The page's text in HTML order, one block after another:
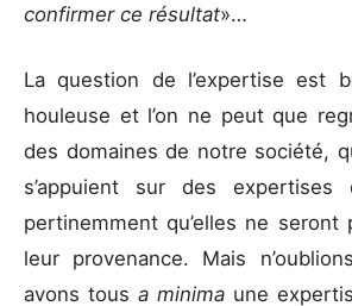
confirmer ce résultat»…
La question de l’expertise est
houleuse et l’on ne peut que
des domaines de notre société,
s’appuient sur des
pertinemment qu’elles ne seront
leur provenance. Mais
avons tous a minima une